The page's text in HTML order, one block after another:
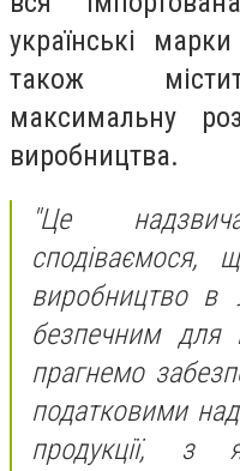
українські
також
максимальну
виробництва.
"Це
сподіваємося,
виробництво в
безпечним для
прагнемо
податковими
продукції, з